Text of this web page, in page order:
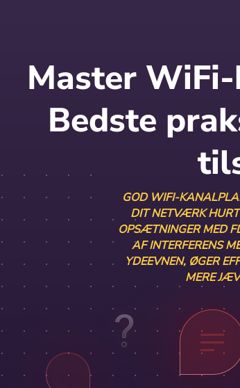
Master
Bedste
GOD WIFI-
DIT NETVÆRK
OPSÆTNINGER MED
AF INTERFERENS
YDEEVNEN, ØGER
MERE